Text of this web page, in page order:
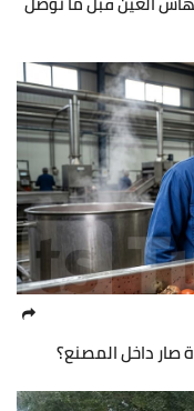
داخل المصنع؟